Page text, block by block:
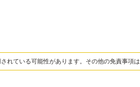
れている可能性があります。その他の免責事項は